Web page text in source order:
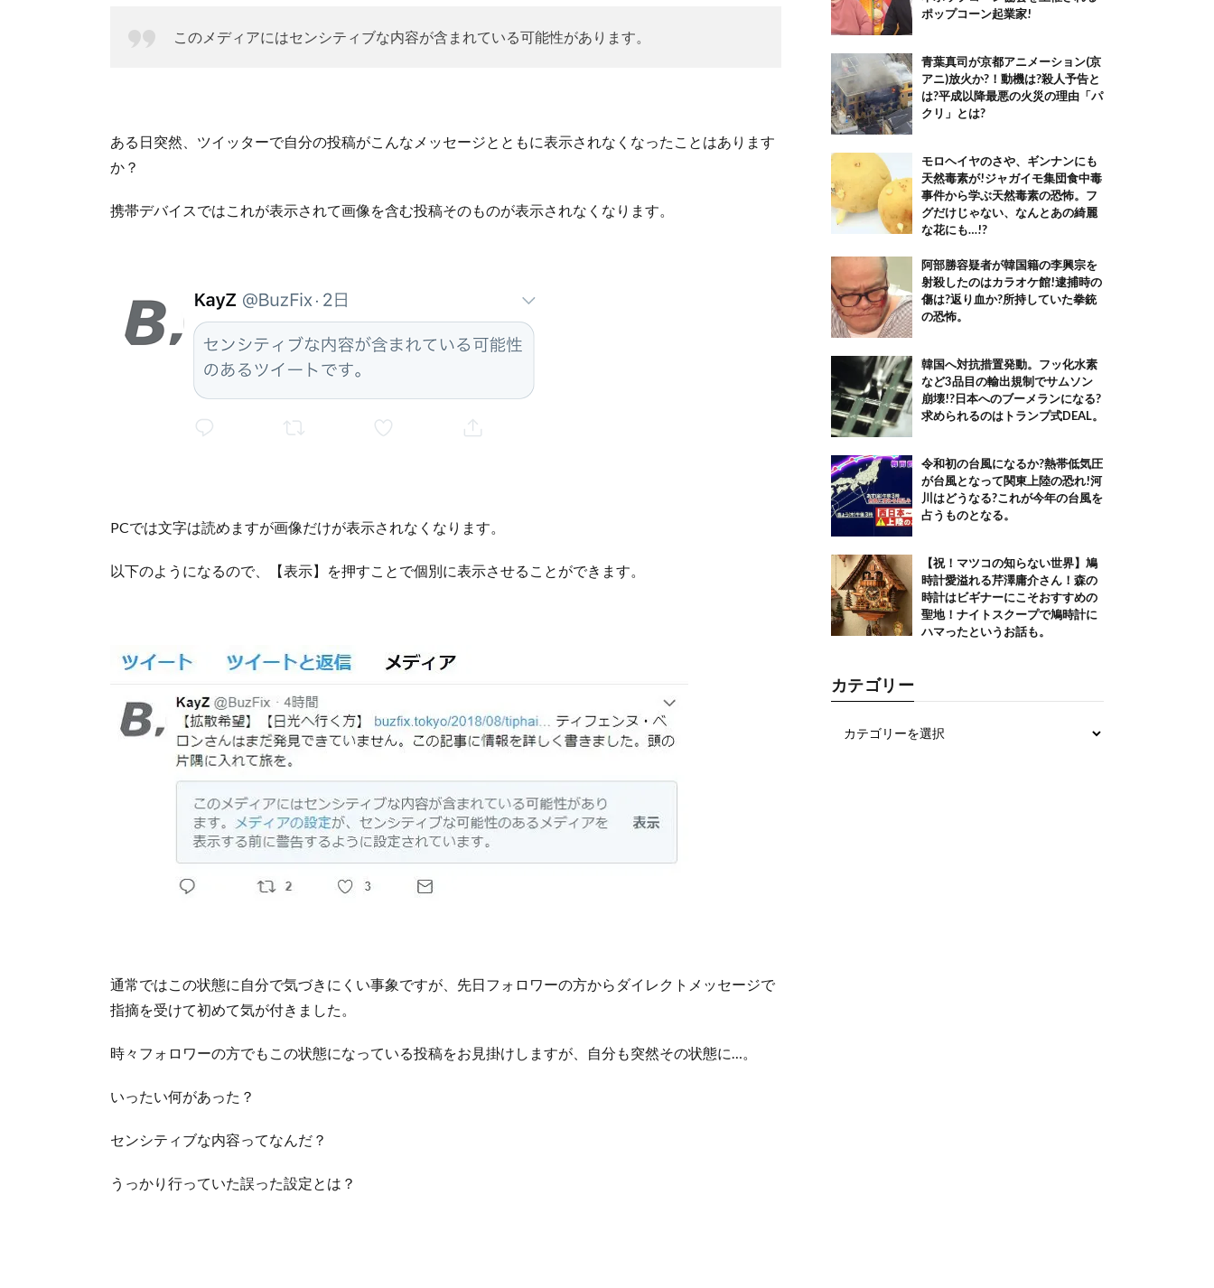
このメディアにはセンシティブな内容が含まれている可能性があります。
ある日突然、ツイッターで自分の投稿がこんなメッセージとともに表示されなくなったことはあります
か？
携帯デバイスではこれが表示されて画像を含む投稿そのものが表示されなくなります。
PCでは文字は読めますが画像だけが表示されなくなります。
以下のようになるので、【表示】を押すことで個別に表示させることができます。
通常ではこの状態に自分で気づきにくい事象ですが、先日フォロワーの方からダイレクトメッセージで
指摘を受けて初めて気が付きました。
時々フォロワーの方でもこの状態になっている投稿をお見掛けしますが、自分も突然その状態に…。
いったい何があった？
センシティブな内容ってなんだ？
うっかり行っていた誤った設定とは？
ポップコーン起業家!
青葉真司が京都アニメーション(京
アニ)放火か?！動機は?殺人予告と
は?平成以降最悪の火災の理由「パ
クリ」とは?
モロヘイヤのさや、ギンナンにも
天然毒素が!ジャガイモ集団食中毒
事件から学ぶ天然毒素の恐怖。フ
グだけじゃない、なんとあの綺麗
な花にも…!?
阿部勝容疑者が韓国籍の李興宗を
射殺したのはカラオケ館!逮捕時の
傷は?返り血か?所持していた拳銃
の恐怖。
韓国へ対抗措置発動。フッ化水素
など3品目の輸出規制でサムソン
崩壊!?日本へのブーメランになる?
求められるのはトランプ式DEAL。
令和初の台風になるか?熱帯低気圧
が台風となって関東上陸の恐れ!河
川はどうなる?これが今年の台風を
占うものとなる。
【祝！マツコの知らない世界】鳩
時計愛溢れる芹澤庸介さん！森の
時計はビギナーにこそおすすめの
聖地！ナイトスクープで鳩時計に
ハマったというお話も。
カテゴリー